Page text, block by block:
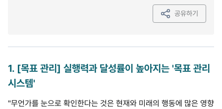
공유하기
1. [목표 관리] 실행력과 달성률이 높아지는 '목표 관리
시스템'
"무언가를 눈으로 확인한다는 것은 현재와 미래의 행동에 많은 영향